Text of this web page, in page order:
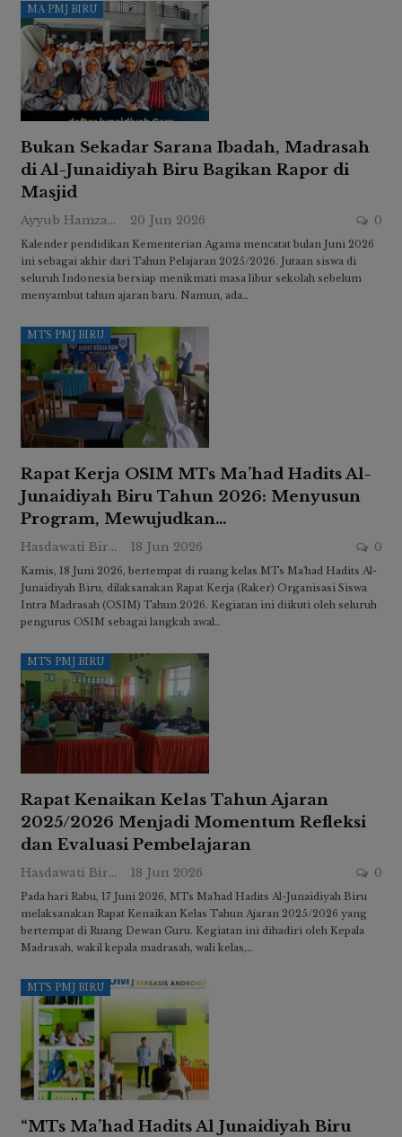
MA PMJ BIRU
Bukan Sekadar Sarana Ibadah, Madrasah
di Al-Junaidiyah Biru Bagikan Rapor di
Masjid
Ayyub Hamzah 20 Jun 2026 0
Kalender pendidikan Kementerian Agama mencatat bulan Juni 2026
ini sebagai akhir dari Tahun Pelajaran 2025/2026. Jutaan siswa di
seluruh Indonesia bersiap menikmati masa libur sekolah sebelum
menyambut tahun ajaran baru. Namun, ada…
MTS PMJ BIRU
Rapat Kerja OSIM MTs Ma’had Hadits Al-
Junaidiyah Biru Tahun 2026: Menyusun
Program, Mewujudkan…
Hasdawati Biru 18 Jun 2026 0
Kamis, 18 Juni 2026, bertempat di ruang kelas MTs Ma'had Hadits Al-
Junaidiyah Biru, dilaksanakan Rapat Kerja (Raker) Organisasi Siswa
Intra Madrasah (OSIM) Tahun 2026. Kegiatan ini diikuti oleh seluruh
pengurus OSIM sebagai langkah awal…
MTS PMJ BIRU
Rapat Kenaikan Kelas Tahun Ajaran
2025/2026 Menjadi Momentum Refleksi
dan Evaluasi Pembelajaran
Hasdawati Biru 18 Jun 2026 0
Pada hari Rabu, 17 Juni 2026, MTs Ma'had Hadits Al-Junaidiyah Biru
melaksanakan Rapat Kenaikan Kelas Tahun Ajaran 2025/2026 yang
bertempat di Ruang Dewan Guru. Kegiatan ini dihadiri oleh Kepala
Madrasah, wakil kepala madrasah, wali kelas,…
MTS PMJ BIRU
“MTs Ma’had Hadits Al Junaidiyah Biru